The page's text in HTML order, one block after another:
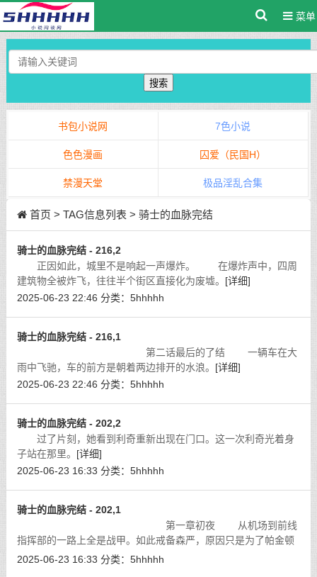
菜单
搜索
书包小说网 7色小说
色色漫画 囚爱（民国H）
禁漫天堂 极品淫乱合集
首页 > TAG信息列表 > 骑士的血脉完结
骑士的血脉完结 - 216,2
正因如此，城里不是响起一声爆炸。 在爆炸声中，四周
建筑物全被炸飞，往往半个街区直接化为废墟。 [详细]
2025-06-23 22:46 分类： 5hhhhh
骑士的血脉完结 - 216,1
第二话最后的了结 一辆车在大
雨中飞驰，车的前方是朝着两边排开的水浪。 [详细]
2025-06-23 22:46 分类： 5hhhhh
骑士的血脉完结 - 202,2
过了片刻，她看到利奇重新出现在门口。这一次利奇光着身
子站在那里。 [详细]
2025-06-23 16:33 分类： 5hhhhh
骑士的血脉完结 - 202,1
第一章初夜 从机场到前线
指挥部的一路上全是战甲。如此戒备森严，原因只是为了帕金顿
圣国女皇陛下的到来。[详细]
2025-06-23 16:33 分类： 5hhhhh